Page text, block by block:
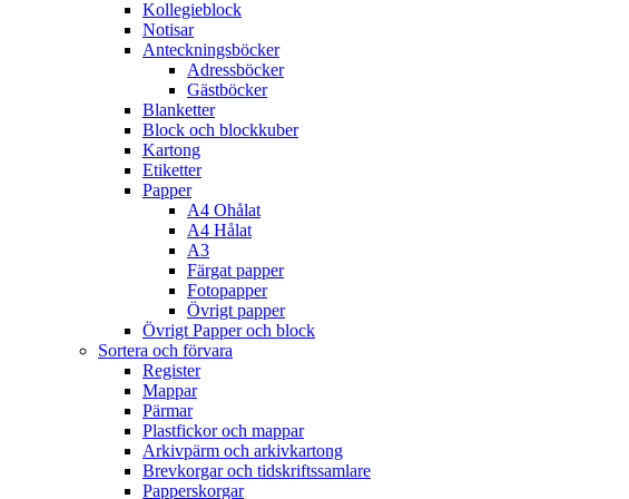
Kollegieblock
Notisar
Anteckningsböcker
Adressböcker
Gästböcker
Blanketter
Block och blockkuber
Kartong
Etiketter
Papper
A4 Ohålat
A4 Hålat
A3
Färgat papper
Fotopapper
Övrigt papper
Övrigt Papper och block
Sortera och förvara
Register
Mappar
Pärmar
Plastfickor och mappar
Arkivpärm och arkivkartong
Brevkorgar och tidskriftssamlare
Papperskorgar